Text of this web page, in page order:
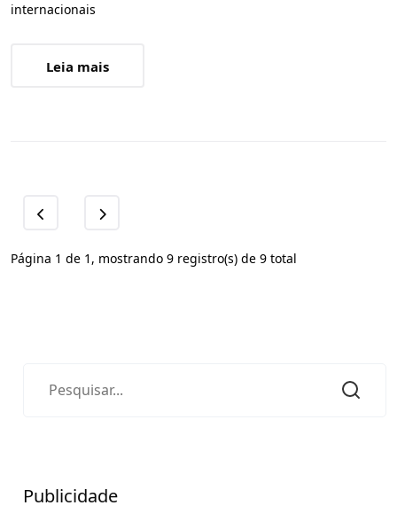
internacionais
Leia mais
Página 1 de 1, mostrando 9 registro(s) de 9 total
Publicidade